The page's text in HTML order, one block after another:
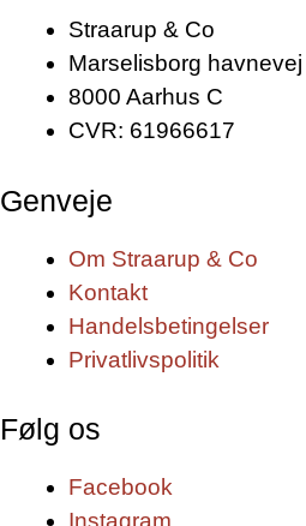
Straarup & Co
Marselisborg
8000 Aarhus C
CVR: 61966617
Genveje
Om Straarup & Co
Kontakt
Handelsbetingelser
Privatlivspolitik
Følg os
Facebook